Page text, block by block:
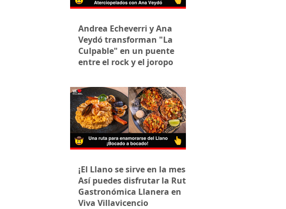
Andrea Echeverri y Ana
Veydó transforman "La
Culpable" en un puente
entre el rock y el joropo
¡El Llano se sirve en la mesa!
Así puedes disfrutar la Ruta
Gastronómica Llanera en
Viva Villavicencio